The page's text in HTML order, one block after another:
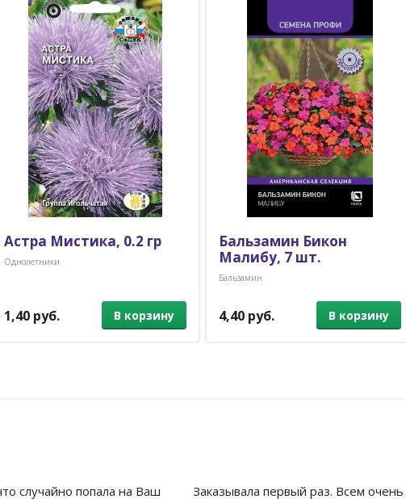
Астра Мистика, 0.2 гр
Однолетники
1,40 руб. В корзину
Бальзамин Бикон
Малибу, 7 шт.
Бальзамин
4,40 руб. В корзину
случайно попала на Ваш
Заказывала первый раз. Всем